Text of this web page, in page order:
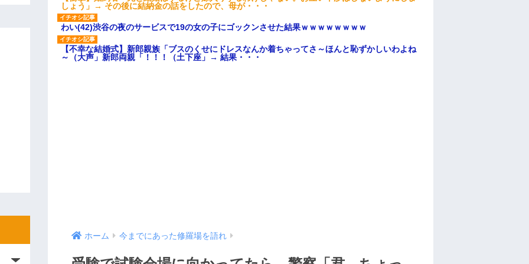
しょう」→ その後に結納金の話をしたので、母が・・・
わい(42)渋谷の夜のサービスで19の女の子にゴックンさせた結果ｗｗｗｗｗｗｗｗ
【不幸な結婚式】新郎親族「ブスのくせにドレスなんか着ちゃってさ～ほんと恥ずかしいわよね
～（大声」新郎両親「！！！（土下座」→ 結果・・・
ホーム 今までにあった修羅場を語れ